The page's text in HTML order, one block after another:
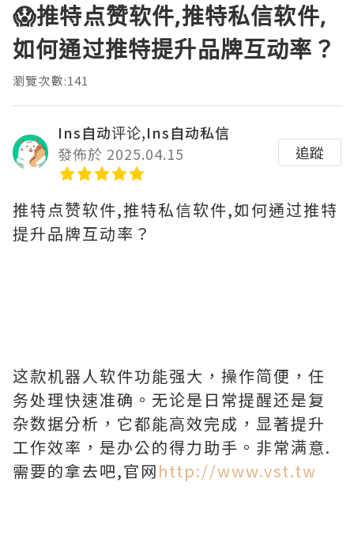
😱推特点赞软件,推特私信软件,
如何通过推特提升品牌互动率？
瀏覽次數:141
Ins自动评论,Ins自动私信
發佈於 2025.04.15
追蹤
推特点赞软件,推特私信软件,如何通过推特
提升品牌互动率？
这款机器人软件功能强大，操作简便，任
务处理快速准确。无论是日常提醒还是复
杂数据分析，它都能高效完成，显著提升
工作效率，是办公的得力助手。非常满意.
需要的拿去吧,官网http://www.vst.tw